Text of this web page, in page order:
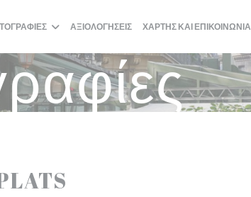
ΑΞΙΟΛΟΓΉΣΕΙΣ ΧΆΡΤΗΣ ΚΑΙ ΕΠΙΚΟΙΝΩΝΊΑ